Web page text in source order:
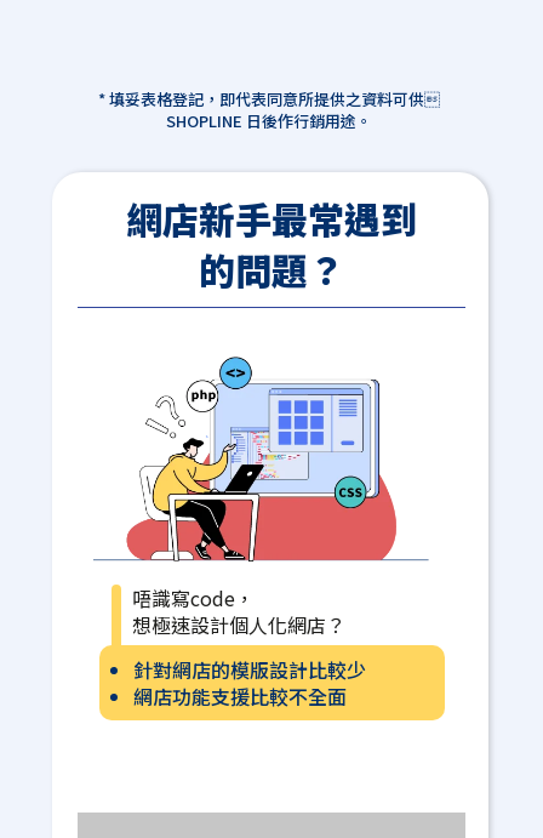
* 填妥表格登記，即代表同意所提供之資料可供
SHOPLINE 日後作行銷用途。
網店新手最常遇到
的問題？
唔識寫code，
想極速設計個人化網店？
針對網店的模版設計比較少
網店功能支援比較不全面